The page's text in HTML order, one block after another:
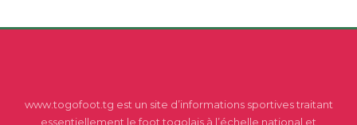
www.togofoot.tg est un site d’informations sportives traitant
essentiellement le foot togolais à l’échelle national et